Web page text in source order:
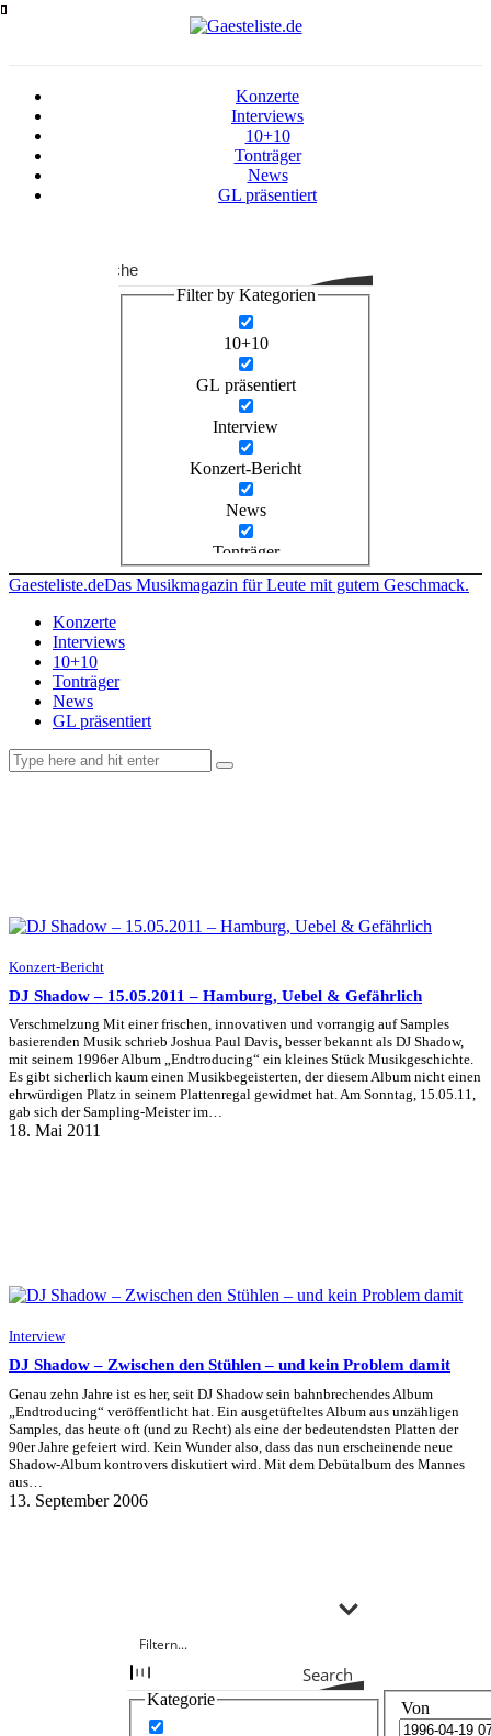
Konzerte
Interviews
10+10
Tonträger
News
GL präsentiert
Suche
Filter by Kategorien
10+10
GL präsentiert
Interview
Konzert-Bericht
News
Tonträger
Gaesteliste.deDas Musikmagazin für Leute mit gutem Geschmack.
Konzerte
Interviews
10+10
Tonträger
News
GL präsentiert
Konzert-Bericht
DJ Shadow – 15.05.2011 – Hamburg, Uebel & Gefährlich
Verschmelzung Mit einer frischen, innovativen und vorrangig auf Samples
basierenden Musik schrieb Joshua Paul Davis, besser bekannt als DJ Shadow,
mit seinem 1996er Album „Endtroducing“ ein kleines Stück Musikgeschichte.
Es gibt sicherlich kaum einen Musikbegeisterten, der diesem Album nicht einen
ehrwürdigen Platz in seinem Plattenregal gewidmet hat. Am Sonntag, 15.05.11,
gab sich der Sampling-Meister im…
18. Mai 2011
Interview
DJ Shadow – Zwischen den Stühlen – und kein Problem damit
Genau zehn Jahre ist es her, seit DJ Shadow sein bahnbrechendes Album
„Endtroducing“ veröffentlicht hat. Ein ausgetüfteltes Album aus unzähligen
Samples, das heute oft (und zu Recht) als eine der bedeutendsten Platten der
90er Jahre gefeiert wird. Kein Wunder also, dass das nun erscheinende neue
Shadow-Album kontrovers diskutiert wird. Mit dem Debütalbum des Mannes
aus…
13. September 2006
Search
Kategorie Von